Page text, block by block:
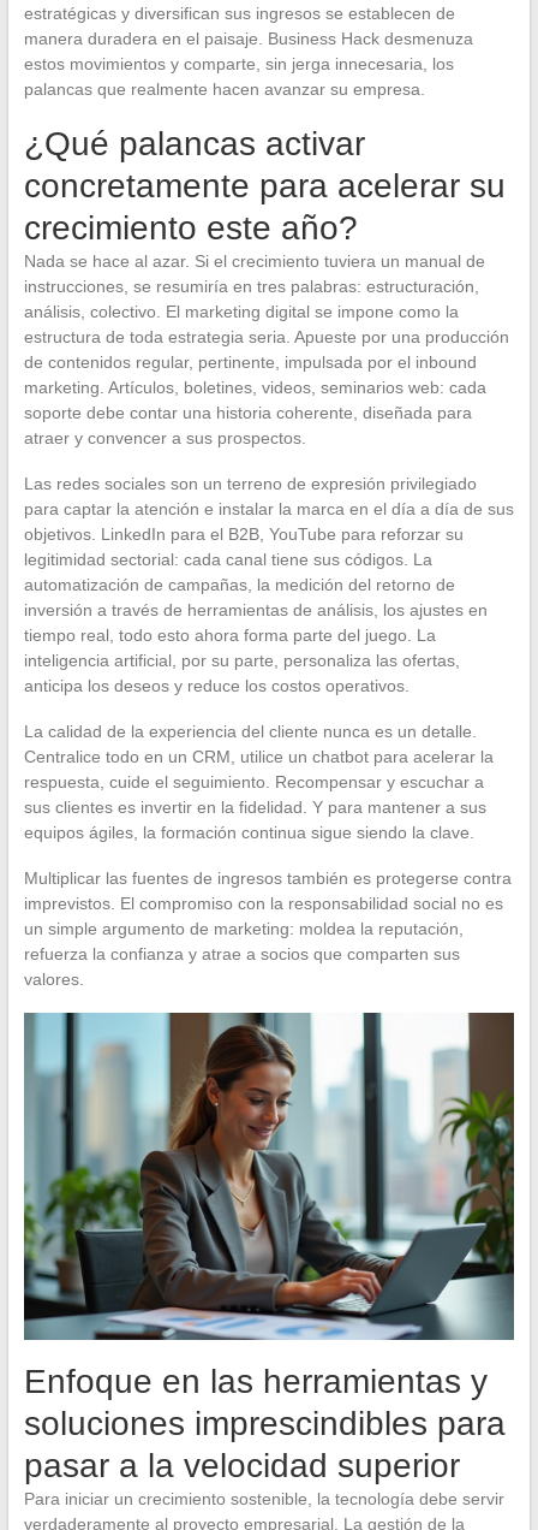
estratégicas y diversifican sus ingresos se establecen de
manera duradera en el paisaje. Business Hack desmenuza
estos movimientos y comparte, sin jerga innecesaria, los
palancas que realmente hacen avanzar su empresa.
¿Qué palancas activar
concretamente para acelerar su
crecimiento este año?
Nada se hace al azar. Si el crecimiento tuviera un manual de
instrucciones, se resumiría en tres palabras: estructuración,
análisis, colectivo. El marketing digital se impone como la
estructura de toda estrategia seria. Apueste por una producción
de contenidos regular, pertinente, impulsada por el inbound
marketing. Artículos, boletines, videos, seminarios web: cada
soporte debe contar una historia coherente, diseñada para
atraer y convencer a sus prospectos.
Las redes sociales son un terreno de expresión privilegiado
para captar la atención e instalar la marca en el día a día de sus
objetivos. LinkedIn para el B2B, YouTube para reforzar su
legitimidad sectorial: cada canal tiene sus códigos. La
automatización de campañas, la medición del retorno de
inversión a través de herramientas de análisis, los ajustes en
tiempo real, todo esto ahora forma parte del juego. La
inteligencia artificial, por su parte, personaliza las ofertas,
anticipa los deseos y reduce los costos operativos.
La calidad de la experiencia del cliente nunca es un detalle.
Centralice todo en un CRM, utilice un chatbot para acelerar la
respuesta, cuide el seguimiento. Recompensar y escuchar a
sus clientes es invertir en la fidelidad. Y para mantener a sus
equipos ágiles, la formación continua sigue siendo la clave.
Multiplicar las fuentes de ingresos también es protegerse contra
imprevistos. El compromiso con la responsabilidad social no es
un simple argumento de marketing: moldea la reputación,
refuerza la confianza y atrae a socios que comparten sus
valores.
Enfoque en las herramientas y
soluciones imprescindibles para
pasar a la velocidad superior
Para iniciar un crecimiento sostenible, la tecnología debe servir
verdaderamente al proyecto empresarial. La gestión de la